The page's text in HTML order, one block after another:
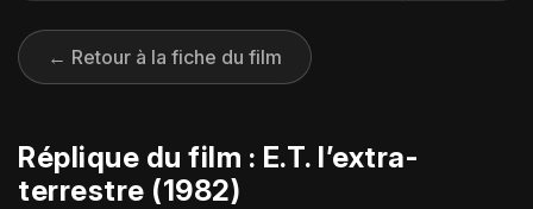
← Retour à la fiche du film
Réplique du film : E.T. l’extra-
terrestre (1982)